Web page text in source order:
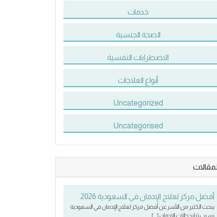
خدمات
الصحة الجنسية
الاضطرابات النفسية
أنواع العلاجات
Uncategorized
Uncategorised
أفضل مركز لعلاج الإدمان في السعودية 2026
يبحث الكثير من الأسر عن أفضل مركز لعلاج الإدمان في السعودية
بسبب تزايد حالات الإدمان […]